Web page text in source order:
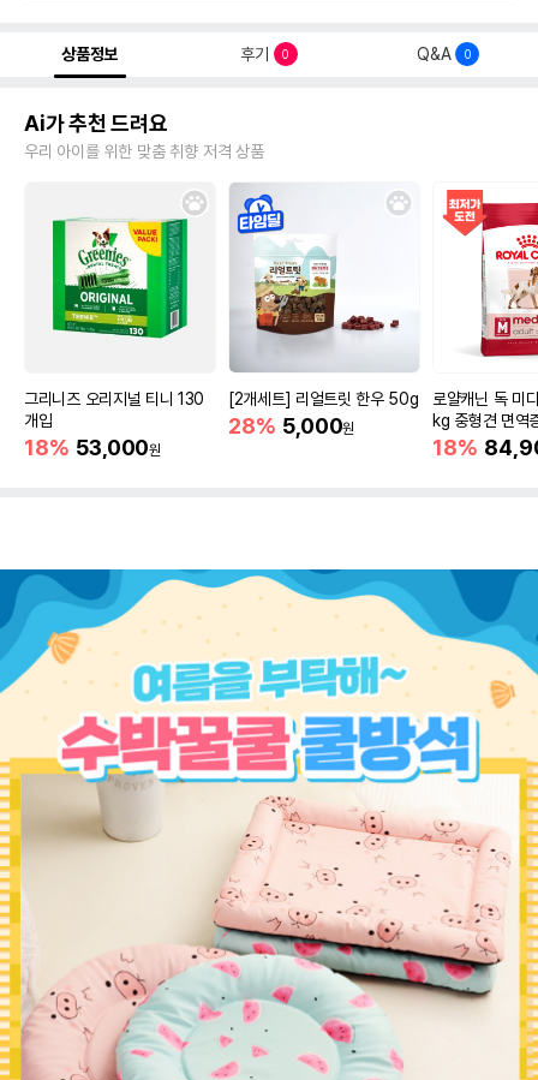
상품정보 후기 0 Q&A 0
Ai가 추천 드려요
우리 아이를 위한 맞춤 취향 저격 상품
그리니즈 오리지널 티니 130
개입
18% 53,000원
[2개세트] 리얼트릿 한우 50g
28% 5,000원
로얄캐닌 독 미
kg 중형견 면역
18%